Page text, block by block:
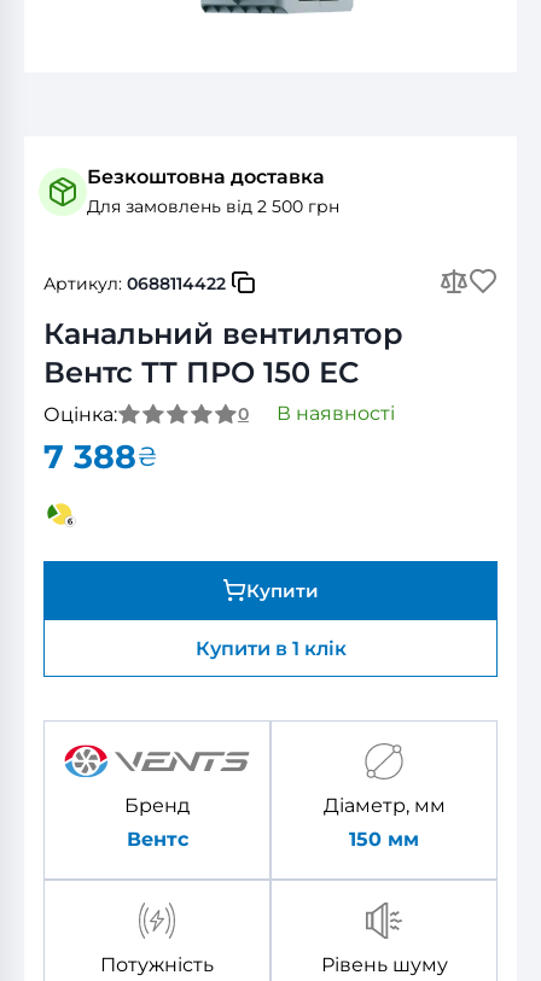
Безкоштовна доставка
Для замовлень від 2 500 грн
Артикул: 0688114422
Канальний вентилятор
Вентс ТТ ПРО 150 ЕС
Оцінка: 0 В наявності
7 388₴
Купити
Купити в 1 клік
Бренд
Вентс
Діаметр, мм
150 мм
Потужність
Рівень шуму